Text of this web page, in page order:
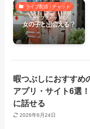
ライブ配信 / チャット
暇つぶしにおすすめ
アプリ・サイト6選
に話せる
2026年6月24日